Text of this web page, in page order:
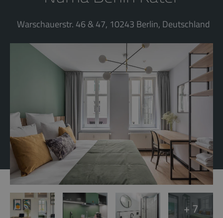
Warschauerstr. 46 & 47, 10243 Berlin, Deutschland
+ 7